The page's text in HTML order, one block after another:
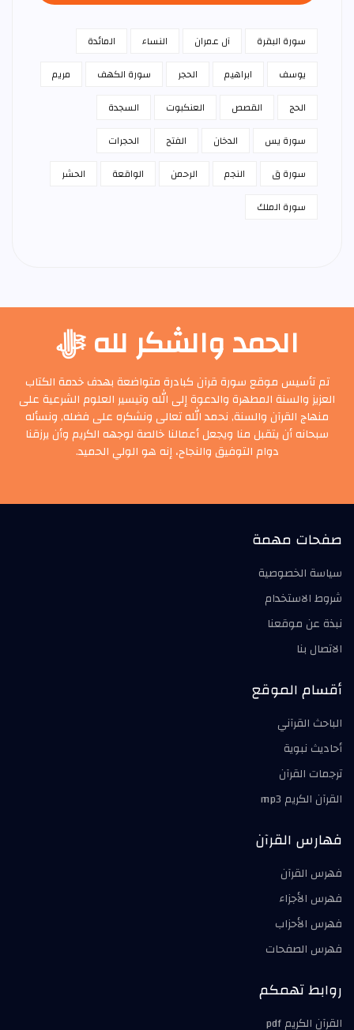
سورة البقرة آل عمران النساء
المائدة
يوسف
ابراهيم الحجر سورة الكهف
مريم
الحج
القصص العنكبوت
السجدة
سورة يس
الدخان الفتح
الحجرات
سورة ق
النجم الرحمن الواقعة
الحشر
سورة الملك
الحمد والشكر لله ﷻ
تم تأسيس موقع سورة قرآن كبادرة متواضعة بهدف خدمة الكتاب
العزيز والسنة المطهرة والدعوة إلى الله وتيسير العلوم الشرعية على
منهاج القرآن والسنة, نحمد الله تعالى ونشكره على فضله, ونسأله
سبحانه أن يتقبل منا ويجعل أعمالنا خالصة لوجهه الكريم وأن يرزقنا
دوام التوفيق والنجاح، إنه هو الولي الحميد.
صفحات مهمة
سياسة الخصوصية
شروط الاستخدام
نبذة عن موقعنا
الاتصال بنا
أقسام الموقع
الباحث القرآني
أحاديث نبوية
ترجمات القرآن
القرآن الكريم mp3
فهارس القرآن
فهرس القرآن
فهرس الأجزاء
فهرس الأحزاب
فهرس الصفحات
روابط تهمكم
القرآن الكريم pdf